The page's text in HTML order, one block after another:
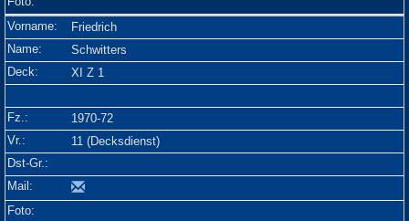
Friedrich
Schwitters
XI Z 1
1970-72
11 (Decksdienst)